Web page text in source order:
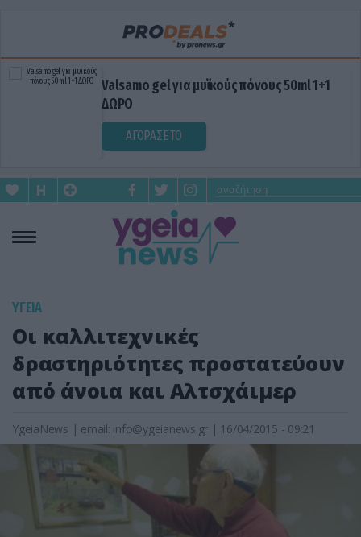
Valsamo gel για μυϊκούς πόνους 50ml 1+1
ΔΩΡΟ
ΑΓΟΡΑΣΕ ΤΟ
ΥΓΕΙΑ
Οι καλλιτεχνικές
δραστηριότητες προστατεύουν
από άνοια και Αλτσχάιμερ
YgeiaNews | email: info@ygeianews.gr | 16/04/2015 - 09:21